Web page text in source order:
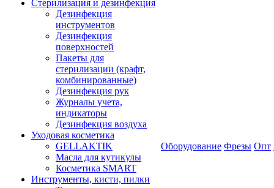
Стерилизация и дезинфекция
Дезинфекция
инструментов
Дезинфекция
поверхностей
Пакеты для
стерилизации (крафт,
комбинированные)
Дезинфекция рук
Журналы учета,
индикаторы
Дезинфекция воздуха
Уходовая косметика
GELLAKTIK
Масла для кутикулы
Косметика SMART
Инструменты, кисти, пилки
Оборудование Фрезы Опт